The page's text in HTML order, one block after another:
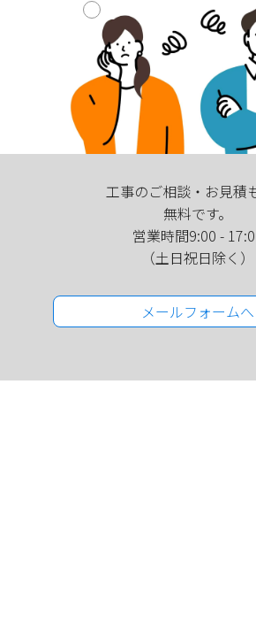
工事のご相談・お見積
無料です。
営業時間9:00 -
（土日祝日除く）
メールフォームへ